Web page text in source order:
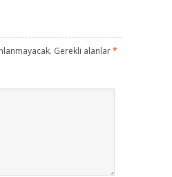
Gerekli alanlar*